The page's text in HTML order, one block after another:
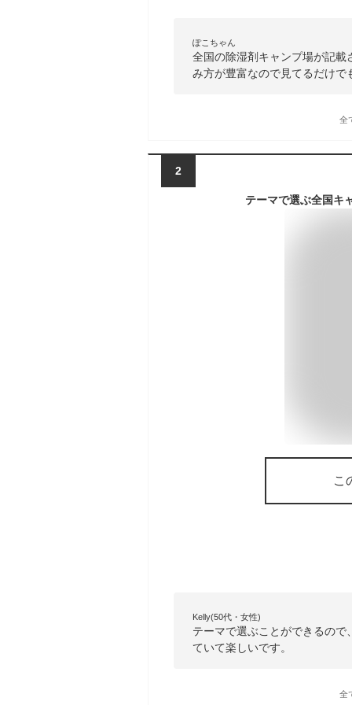
ぽこちゃん
全国の除湿剤キャンプ場が記
み方が豊富なので見てるだけで
全
2
こ
Kelly(50代・女性)
テーマで選ぶことができるの
ていて楽しいです。
全